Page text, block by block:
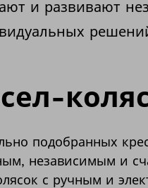
и развивают
подобранных
независимым и
с ручным и